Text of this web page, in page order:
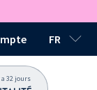
FR
LANGUE
a 32 jours